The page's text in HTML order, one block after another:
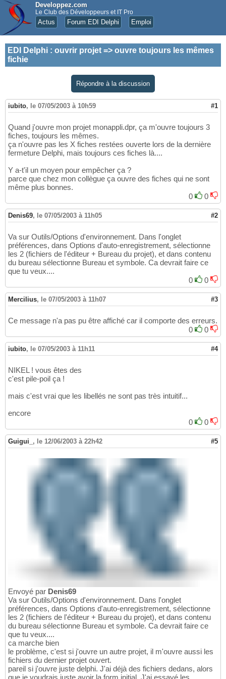
Developpez.com
Le Club des Développeurs et IT Pro
Actus Forum EDI Delphi Emploi
EDI Delphi : ouvrir projet => ouvre toujours les mêmes
fichie
Répondre à la discussion
iubito, le 07/05/2003 à 10h59 #1
Quand j'ouvre mon projet monappli.dpr, ça m'ouvre toujours 3
fiches, toujours les mêmes.
ça n'ouvre pas les X fiches restées ouverte lors de la dernière
fermeture Delphi, mais toujours ces fiches là....
Y a-t'il un moyen pour empêcher ça ?
parce que chez mon collègue ça ouvre des fiches qui ne sont
même plus bonnes.
0
0
Denis69, le 07/05/2003 à 11h05 #2
Va sur Outils/Options d'environnement. Dans l'onglet
préférences, dans Options d'auto-enregistrement, sélectionne
les 2 (fichiers de l'éditeur + Bureau du projet), et dans contenu
du bureau sélectionne Bureau et symbole. Ca devrait faire ce
que tu veux....
0
0
Mercilius, le 07/05/2003 à 11h07 #3
Ce message n'a pas pu être affiché car il comporte des erreurs.
0
0
iubito, le 07/05/2003 à 11h11 #4
NIKEL ! vous êtes des
c'est pile-poil ça !
mais c'est vrai que les libellés ne sont pas très intuitif...
encore
0
0
Guigui_ , le 12/06/2003 à 22h42 #5
Envoyé par Denis69
Va sur Outils/Options d'environnement. Dans l'onglet
préférences, dans Options d'auto-enregistrement, sélectionne
les 2 (fichiers de l'éditeur + Bureau du projet), et dans contenu
du bureau sélectionne Bureau et symbole. Ca devrait faire ce
que tu veux....
ca marche bien
le problème, c'est si j'ouvre un autre projet, il m'ouvre aussi les
fichiers du dernier projet ouvert.
pareil si j'ouvre juste delphi. J'ai déjà des fichiers dedans, alors
que je voudrais juste avoir la form initial. J'ai essayé les